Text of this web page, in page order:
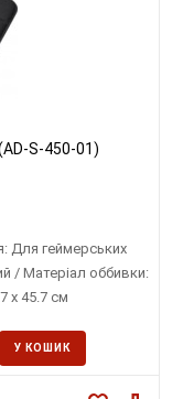
S-450-01)
Для геймерських
/ Матеріал оббивки:
х 45.7 см
У КОШИК